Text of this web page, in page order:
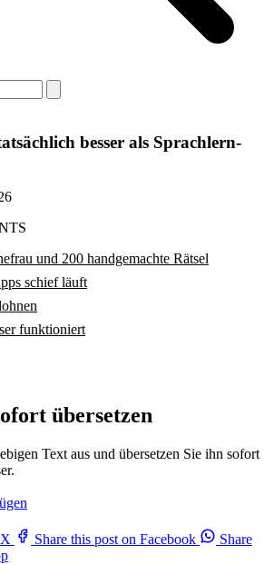
besser als Sprachlern-
und 200 handgemachte Rätsel
schief läuft
funktioniert
übersetzen
Text aus und übersetzen Sie ihn sofort
Share this post on Facebook
Share